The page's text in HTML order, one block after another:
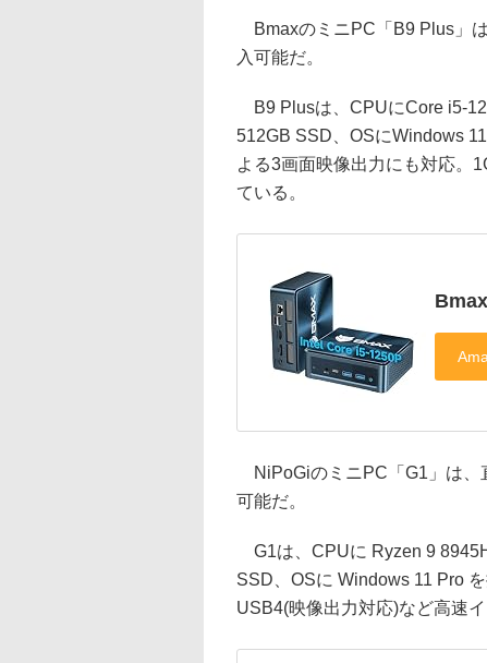
BmaxのミニPC「B9 Plus」
入可能だ。
B9 Plusは、CPUにCore i5-
512GB SSD、OSにWindows
よる3画面映像出力にも対応。
ている。
NiPoGiのミニPC「G1」は、
可能だ。
G1は、CPUに Ryzen 9
SSD、OSに Windows 11 Pro
USB4(映像出力対応)など高速